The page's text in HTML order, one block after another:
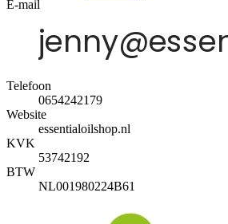
E-mail
Telefoon
0654242179
Website
essentialoilshop.nl
KVK
53742192
BTW
NL001980224B61